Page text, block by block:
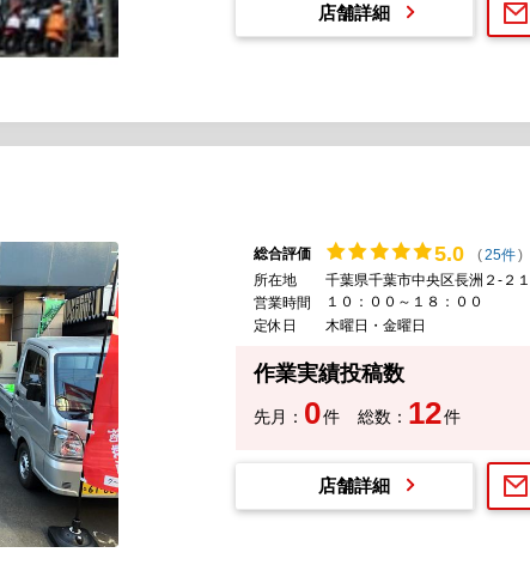
店舗詳細
総合評価 5.0 (25件)
所在地
千葉県千葉市中央区長洲２-２
営業時間
１０：００～１８：００
定休日
木曜日・金曜日
作業実績投稿数
先月： 0件 総数： 12件
店舗詳細